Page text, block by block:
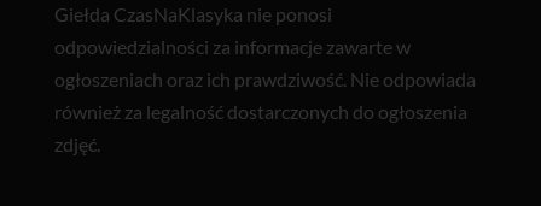
Giełda CzasNaKlasyka nie ponosi
odpowiedzialności za informacje zawarte w
ogłoszeniach oraz ich prawdziwość. Nie odpowiada
również za legalność dostarczonych do ogłoszenia
zdjęć.